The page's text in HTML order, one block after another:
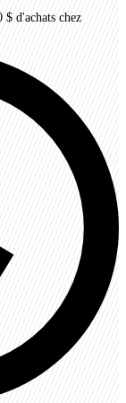
d'achats chez